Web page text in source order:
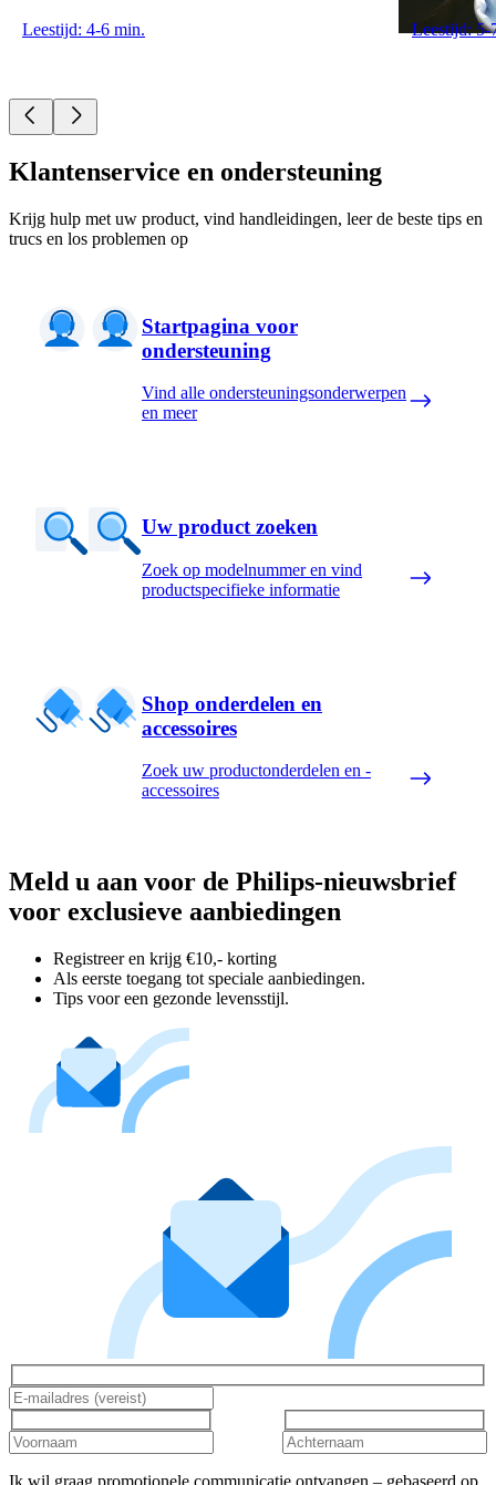
Leestijd: 4-6 min. Leestijd: 5-
Klantenservice en ondersteuning
Krijg hulp met uw product, vind handleidingen, leer de beste tips en
trucs en los problemen op
Startpagina voor
ondersteuning
Vind alle ondersteuningsonderwerpen
en meer
Uw product zoeken
Zoek op modelnummer en vind
productspecifieke informatie
Shop onderdelen en
accessoires
Zoek uw productonderdelen en -
accessoires
Meld u aan voor de Philips-nieuwsbrief
voor exclusieve aanbiedingen
Registreer en krijg €10,- korting
Als eerste toegang tot speciale aanbiedingen.
Tips voor een gezonde levensstijl.